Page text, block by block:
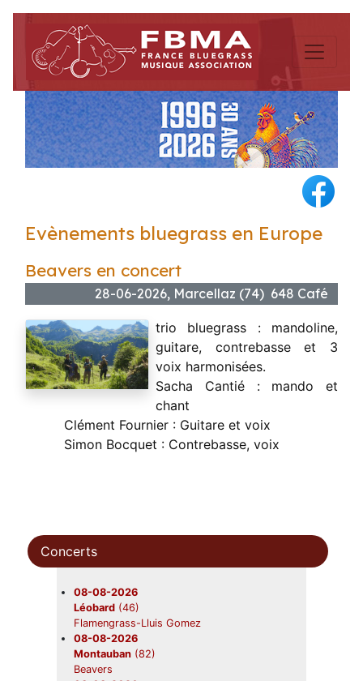
Evènements bluegrass en Europe
Beavers en concert
28-06-2026, Marcellaz (74) 648 Café
trio bluegrass : mandoline,
guitare, contrebasse et 3
voix harmonisées.
Sacha Cantié : mando et
chant
Clément Fournier : Guitare et voix
Simon Bocquet : Contrebasse, voix
Concerts
08-08-2026
Léobard (46)
Flamengrass-Lluis Gomez
08-08-2026
Montauban (82)
Beavers